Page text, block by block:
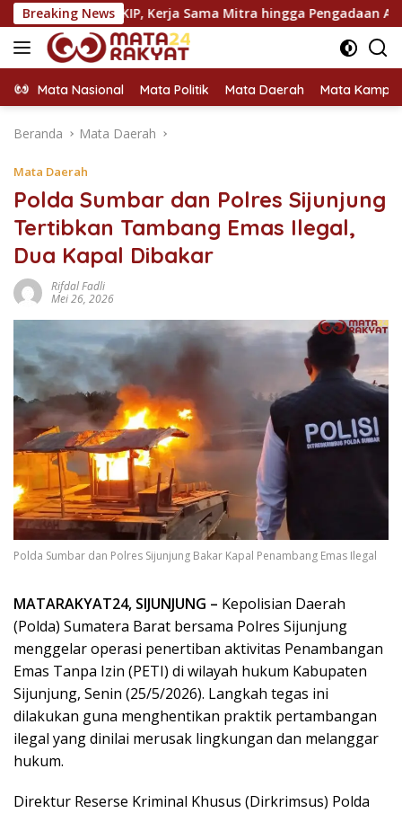
Langsung
ke
konten
Breaking News
KIP, Kerja Sama Mitra hingga Pengadaan Almamater
Mata Nasional Mata Politik Mata Daerah Mata
Beranda Mata Daerah
Mata Daerah
Polda Sumbar dan Polres Sijunjung
Tertibkan Tambang Emas Ilegal,
Dua Kapal Dibakar
Rifdal Fadli
Mei 26, 2026
Polda Sumbar dan Polres Sijunjung Bakar Kapal Penambang Emas Ilegal
MATARAKYAT24, SIJUNJUNG – Kepolisian Daerah
(Polda) Sumatera Barat bersama Polres Sijunjung
menggelar operasi penertiban aktivitas Penambangan
Emas Tanpa Izin (PETI) di wilayah hukum Kabupaten
Sijunjung, Senin (25/5/2026). Langkah tegas ini
dilakukan guna menghentikan praktik pertambangan
ilegal yang dinilai merusak lingkungan dan melanggar
hukum.
Direktur Reserse Kriminal Khusus (Dirkrimsus) Polda